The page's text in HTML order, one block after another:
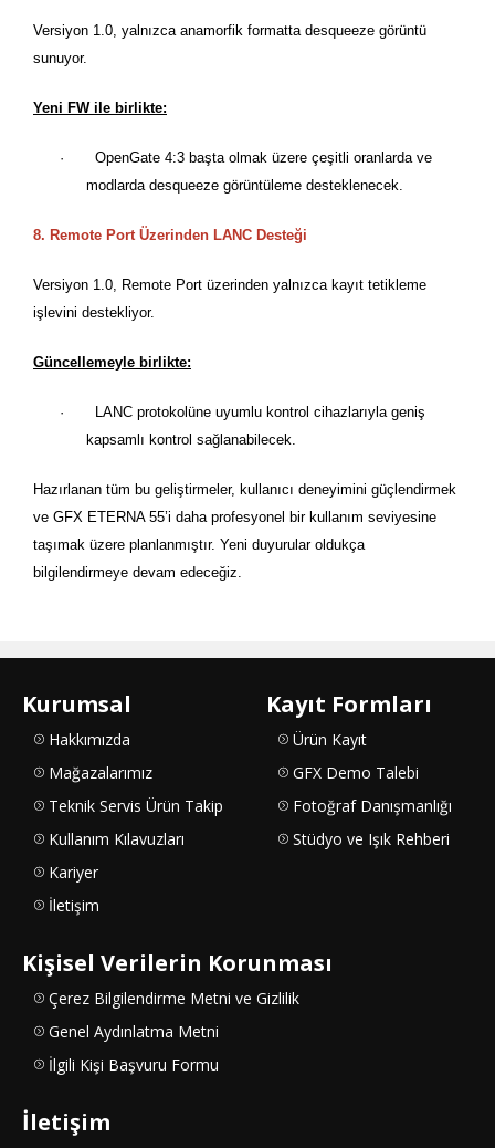
Versiyon 1.0, yalnızca anamorfik formatta desqueeze görüntü
sunuyor.
Yeni FW ile birlikte:
· OpenGate 4:3 başta olmak üzere çeşitli oranlarda ve
modlarda desqueeze görüntüleme desteklenecek.
8. Remote Port Üzerinden LANC Desteği
Versiyon 1.0, Remote Port üzerinden yalnızca kayıt tetikleme
işlevini destekliyor.
Güncellemeyle birlikte:
·
LANC protokolüne uyumlu kontrol cihazlarıyla geniş
kapsamlı kontrol sağlanabilecek.
Hazırlanan tüm bu geliştirmeler, kullanıcı deneyimini güçlendirmek
ve GFX ETERNA 55’i daha profesyonel bir kullanım seviyesine
taşımak üzere planlanmıştır. Yeni duyurular oldukça
bilgilendirmeye devam edeceğiz.
Kurumsal
Hakkımızda
Mağazalarımız
Teknik Servis Ürün Takip
Kullanım Kılavuzları
Kariyer
İletişim
Kayıt Formları
Ürün Kayıt
GFX Demo Talebi
Fotoğraf Danışmanlığı
Stüdyo ve Işık Rehberi
Kişisel Verilerin Korunması
Çerez Bilgilendirme Metni ve Gizlilik
Genel Aydınlatma Metni
İlgili Kişi Başvuru Formu
İletişim